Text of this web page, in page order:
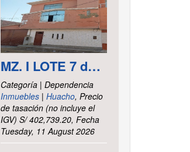
MZ. I LOTE 7 del asentamiento Humano las Delicias – Paramonga – Barranca – Lima
Categoría | Dependencia
Inmuebles| Huacho, Precio
de tasación (no incluye el
IGV) S/ 402,739.20, Fecha
Tuesday, 11 August 2026